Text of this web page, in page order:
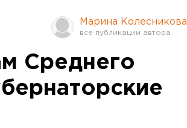
Марина Колесникова
Среднего